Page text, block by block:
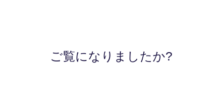
ご覧になりましたか?